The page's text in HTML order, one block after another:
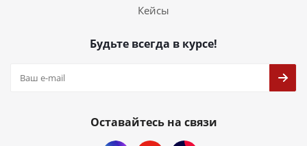
Кейсы
Будьте всегда в курсе!
Оставайтесь на связи